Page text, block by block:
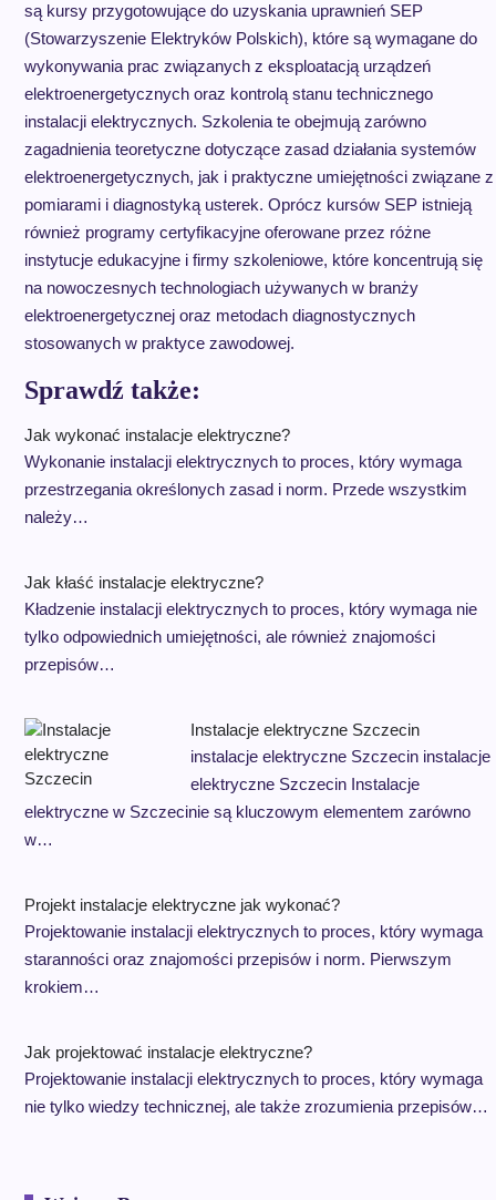
są kursy przygotowujące do uzyskania uprawnień SEP
(Stowarzyszenie Elektryków Polskich), które są wymagane do
wykonywania prac związanych z eksploatacją urządzeń
elektroenergetycznych oraz kontrolą stanu technicznego
instalacji elektrycznych. Szkolenia te obejmują zarówno
zagadnienia teoretyczne dotyczące zasad działania systemów
elektroenergetycznych, jak i praktyczne umiejętności związane z
pomiarami i diagnostyką usterek. Oprócz kursów SEP istnieją
również programy certyfikacyjne oferowane przez różne
instytucje edukacyjne i firmy szkoleniowe, które koncentrują się
na nowoczesnych technologiach używanych w branży
elektroenergetycznej oraz metodach diagnostycznych
stosowanych w praktyce zawodowej.
Sprawdź także:
Jak wykonać instalacje elektryczne?
Wykonanie instalacji elektrycznych to proces, który wymaga
przestrzegania określonych zasad i norm. Przede wszystkim
należy…
Jak kłaść instalacje elektryczne?
Kładzenie instalacji elektrycznych to proces, który wymaga nie
tylko odpowiednich umiejętności, ale również znajomości
przepisów…
Instalacje elektryczne Szczecin
instalacje elektryczne Szczecin instalacje
elektryczne Szczecin Instalacje
elektryczne w Szczecinie są kluczowym elementem zarówno
w…
Projekt instalacje elektryczne jak wykonać?
Projektowanie instalacji elektrycznych to proces, który wymaga
staranności oraz znajomości przepisów i norm. Pierwszym
krokiem…
Jak projektować instalacje elektryczne?
Projektowanie instalacji elektrycznych to proces, który wymaga
nie tylko wiedzy technicznej, ale także zrozumienia przepisów…